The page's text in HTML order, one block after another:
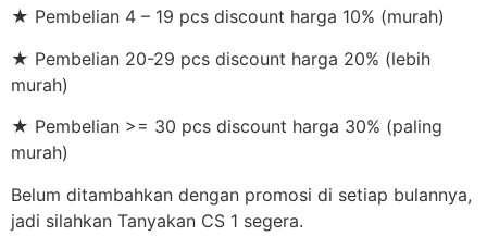
★ Pembelian 4 – 19 pcs discount harga 10% (murah)
★ Pembelian 20-29 pcs discount harga 20% (lebih
murah)
★ Pembelian >= 30 pcs discount harga 30% (paling
murah)
Belum ditambahkan dengan promosi di setiap bulannya,
jadi silahkan Tanyakan CS 1 segera.